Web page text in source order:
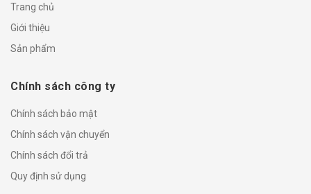
Trang chủ
Giới thiệu
Sản phẩm
Chính sách công ty
Chính sách bảo mật
Chính sách vận chuyển
Chính sách đổi trả
Quy định sử dụng